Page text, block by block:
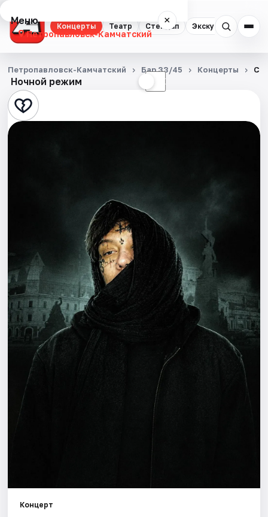
Концерты Театр Стендап Экскурсии
Меню ×
Петропавловск-Камчатский
Концерты
Театр
Стендап
Артисты
Рейтинги
Ночной режим ☾
Петропавловск-Камчатский Бар 33/45 Концерты
Концерт